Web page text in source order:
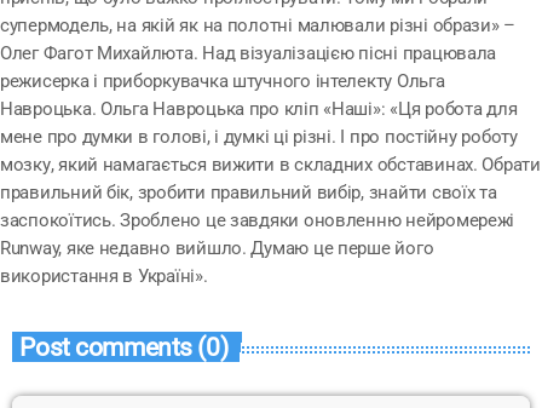
супермодель, на якій як на полотні малювали різні образи» –
Олег Фагот Михайлюта. Над візуалізацією пісні працювала
режисерка і приборкувачка штучного інтелекту Ольга
Навроцька. Ольга Навроцька про кліп «Наші»: «Ця робота для
мене про думки в голові, і думкі ці різні. І про постійну роботу
мозку, який намагається вижити в складних обставинах. Обрати
правильний бік, зробити правильний вибір, знайти своїх та
заспокоїтись. Зроблено це завдяки оновленню нейромережі
Runway, яке недавно вийшло. Думаю це перше його
використання в Україні».
Post comments (0)